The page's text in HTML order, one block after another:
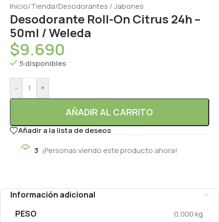
Inicio/Tienda/Desodorantes / Jabones
Desodorante Roll-On Citrus 24h –
50ml / Weleda
$9.690
5 disponibles
- +
AÑADIR AL CARRITO
Añadir a la lista de deseos
3 ¡Personas viendo este producto ahora!
Información adicional
PESO
0,000 kg